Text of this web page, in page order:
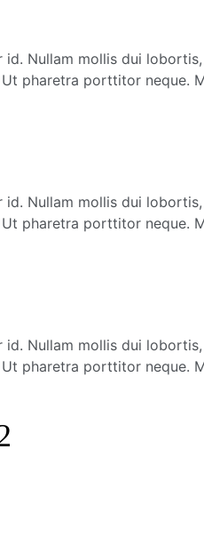
Nullam mollis dui
pharetra porttitor neque.
Nullam mollis dui
pharetra porttitor neque.
Nullam mollis dui
pharetra porttitor neque.